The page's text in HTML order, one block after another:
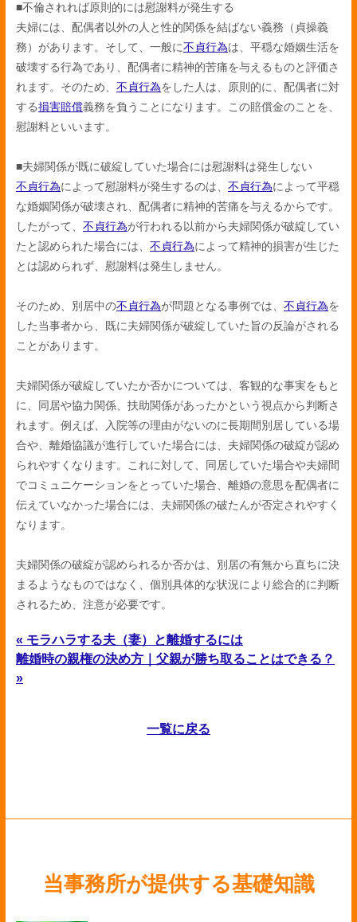
■不倫されれば原則的には慰謝料が発生する
夫婦には、配偶者以外の人と性的関係を結ばない義務（貞操義
務）があります。そして、一般に不貞行為は、平穏な婚姻生活を
破壊する行為であり、配偶者に精神的苦痛を与えるものと評価さ
れます。そのため、 不貞行為をした人は、原則的に、配偶者に対
する損害賠償義務を負うことになります。この賠償金のことを、
慰謝料といいます。
■夫婦関係が既に破綻していた場合には慰謝料は発生しない
不貞行為によって慰謝料が発生するのは、 不貞行為によって平穏
な婚姻関係が破壊され、配偶者に精神的苦痛を与えるからです。
したがって、 不貞行為が行われる以前から夫婦関係が破綻してい
たと認められた場合には、 不貞行為によって精神的損害が生じた
とは認められず、慰謝料は発生しません。
そのため、別居中の不貞行為が問題となる事例では、 不貞行為を
した当事者から、既に夫婦関係が破綻していた旨の反論がされる
ことがあります。
夫婦関係が破綻していたか否かについては、客観的な事実をもと
に、同居や協力関係、扶助関係があったかという視点から判断さ
れます。例えば、入院等の理由がないのに長期間別居している場
合や、離婚協議が進行していた場合には、夫婦関係の破綻が認め
られやすくなります。これに対して、同居していた場合や夫婦間
でコミュニケーションをとっていた場合、離婚の意思を配偶者に
伝えていなかった場合には、夫婦関係の破たんが否定されやすく
なります。
夫婦関係の破綻が認められるか否かは、別居の有無から直ちに決
まるようなものではなく、個別具体的な状況により総合的に判断
されるため、注意が必要です。
« モラハラする夫（妻）と離婚するには
離婚時の親権の決め方｜父親が勝ち取ることはできる？
»
一覧に戻る
当事務所が提供する基礎知識